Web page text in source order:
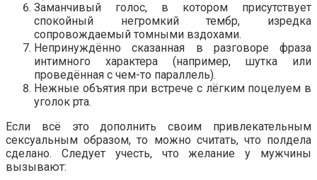
Заманчивый голос, в котором присутствует
спокойный негромкий тембр, изредка
сопровождаемый томными вздохами.
Непринуждённо сказанная в разговоре фраза
интимного характера (например, шутка или
проведённая с чем-то параллель).
Нежные объятия при встрече с лёгким поцелуем в
уголок рта.
Если всё это дополнить своим привлекательным
сексуальным образом, то можно считать, что полдела
сделано. Следует учесть, что желание у мужчины
вызывают: